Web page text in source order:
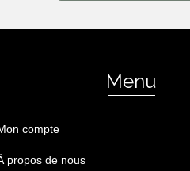
Menu
compte
propos de nous